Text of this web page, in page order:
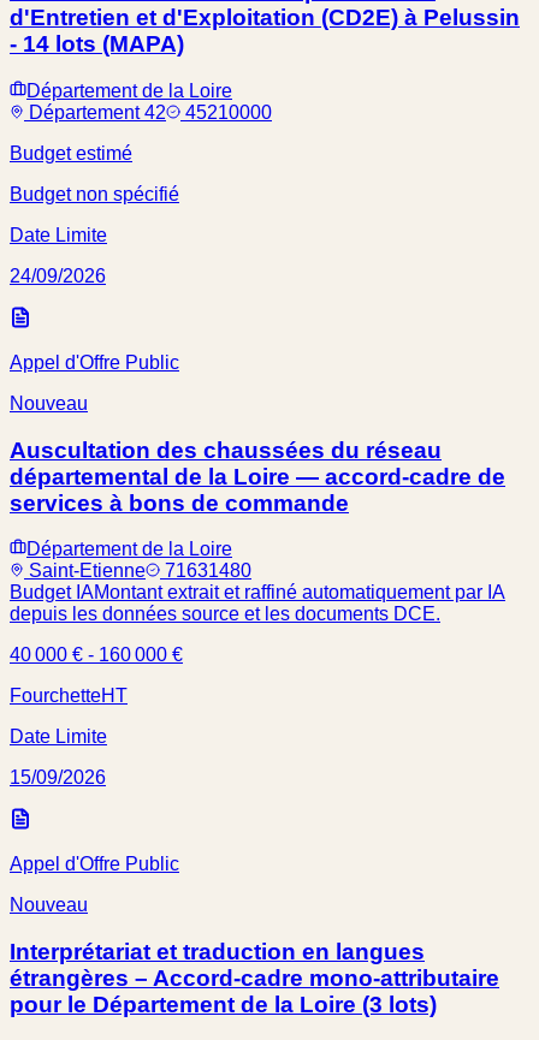
d'Entretien et d'Exploitation (CD2E) à Pelussin
- 14 lots (MAPA)
Département de la Loire
Département 42
45210000
Budget estimé
Budget non spécifié
Date Limite
24/09/2026
Appel d'Offre Public
Nouveau
Auscultation des chaussées du réseau
départemental de la Loire — accord-cadre de
services à bons de commande
Département de la Loire
Saint-Etienne
71631480
Budget IAMontant extrait et raffiné automatiquement par IA
depuis les données source et les documents DCE.
40 000 € - 160 000 €
FourchetteHT
Date Limite
15/09/2026
Appel d'Offre Public
Nouveau
Interprétariat et traduction en langues
étrangères – Accord-cadre mono-attributaire
pour le Département de la Loire (3 lots)